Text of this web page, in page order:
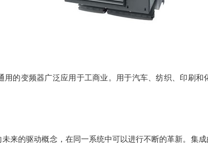
用的变频器广泛应用于工商业。用于汽车、纺织、印刷
来的驱动概念，在同一系统中可以进行不断的革新。集